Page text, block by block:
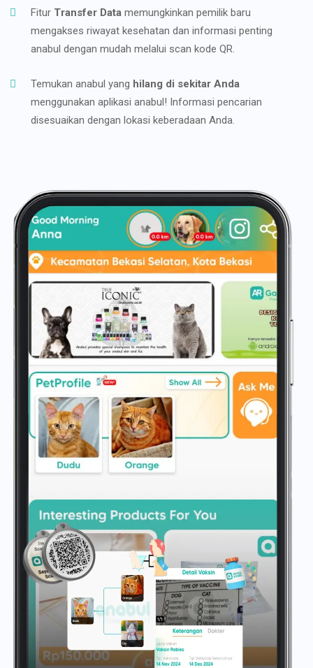
Fitur Transfer Data memungkinkan pemilik baru
mengakses riwayat kesehatan dan informasi penting
anabul dengan mudah melalui scan kode QR.
Temukan anabul yang hilang di sekitar Anda
menggunakan aplikasi anabul! Informasi pencarian
disesuaikan dengan lokasi keberadaan Anda.